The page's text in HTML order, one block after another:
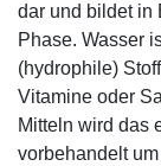
dar und bildet in
Phase. Wasser
(hydrophile)
Vitamine oder
Mitteln wird das
vorbehandelt